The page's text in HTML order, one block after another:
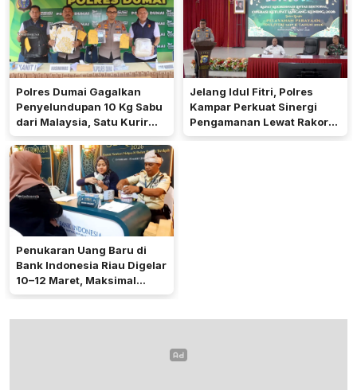
Polres Dumai Gagalkan
Penyelundupan 10 Kg Sabu
dari Malaysia, Satu Kurir
Ditangkap
Jelang Idul Fitri, Polres
Kampar Perkuat Sinergi
Pengamanan Lewat Rakor
Operasi Ketupat 2026
Penukaran Uang Baru di
Bank Indonesia Riau Digelar
10–12 Maret, Maksimal
Rp5,3 Juta per Orang